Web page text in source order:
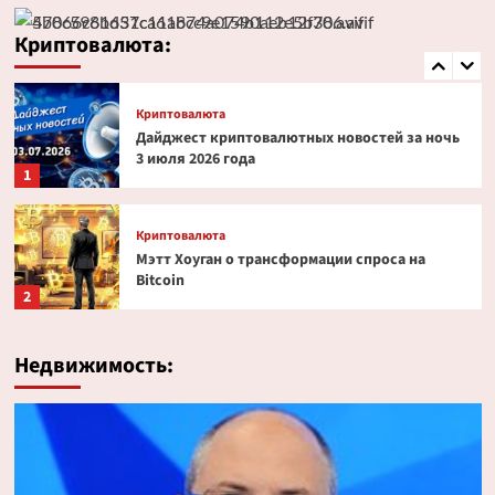
Криптовалюта:
5
Эксперт PlanB допустил снижение биткоина
до $52 000
1
Криптовалюта
Дайджест криптовалютных новостей за ночь
3 июля 2026 года
2
Криптовалюта
Мэтт Хоуган о трансформации спроса на
Bitcoin
Криптовалюта
токенизированных акциях
Криптовалюта
Недвижимость: